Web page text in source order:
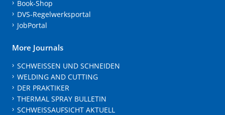
Book-Shop
DVS-Regelwerksportal
JobPortal
More Journals
SCHWEISSEN UND SCHNEIDEN
WELDING AND CUTTING
DER PRAKTIKER
THERMAL SPRAY BULLETIN
SCHWEISSAUFSICHT AKTUELL